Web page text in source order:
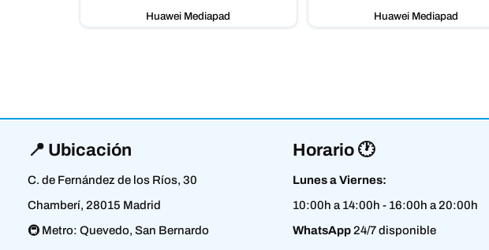
Huawei Mediapad Huawei Mediapad
📍 Ubicación
C. de Fernández de los Ríos, 30
Chamberí, 28015 Madrid
🚇 Metro: Quevedo, San Bernardo
Horario 🕐
Lunes a Viernes:
10:00h a 14:00h - 16:00h a 20:00h
WhatsApp 24/7 disponible